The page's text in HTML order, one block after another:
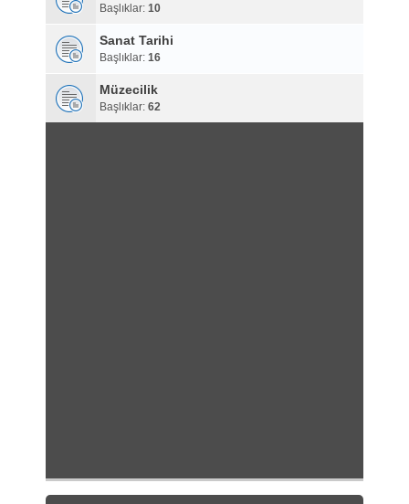
Başlıklar: 10
Sanat Tarihi
Başlıklar: 16
Müzecilik
Başlıklar: 62